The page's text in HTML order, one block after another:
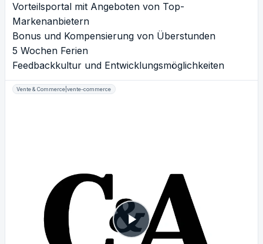
Vorteilsportal mit Angeboten von Top-
Markenanbietern
Bonus und Kompensierung von Überstunden
5 Wochen Ferien
Feedbackkultur und Entwicklungsmöglichkeiten
Vente & Commerce|vente-commerce